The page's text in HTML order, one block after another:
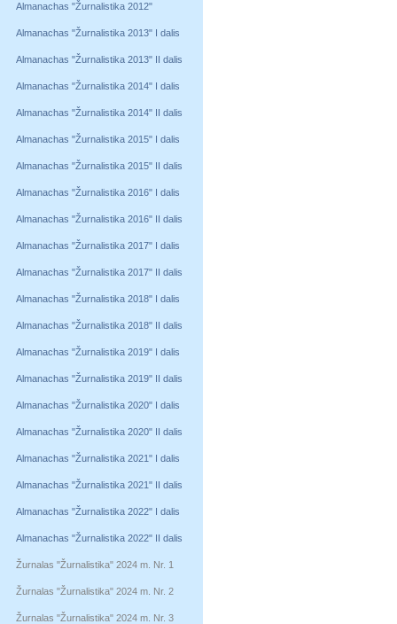
Almanachas "Žurnalistika 2012"
Almanachas "Žurnalistika 2013" I dalis
Almanachas "Žurnalistika 2013" II dalis
Almanachas "Žurnalistika 2014" I dalis
Almanachas "Žurnalistika 2014" II dalis
Almanachas "Žurnalistika 2015" I dalis
Almanachas "Žurnalistika 2015" II dalis
Almanachas "Žurnalistika 2016" I dalis
Almanachas "Žurnalistika 2016" II dalis
Almanachas "Žurnalistika 2017" I dalis
Almanachas "Žurnalistika 2017" II dalis
Almanachas "Žurnalistika 2018" I dalis
Almanachas "Žurnalistika 2018" II dalis
Almanachas "Žurnalistika 2019" I dalis
Almanachas "Žurnalistika 2019" II dalis
Almanachas "Žurnalistika 2020" I dalis
Almanachas "Žurnalistika 2020" II dalis
Almanachas "Žurnalistika 2021" I dalis
Almanachas "Žurnalistika 2021" II dalis
Almanachas "Žurnalistika 2022" I dalis
Almanachas "Žurnalistika 2022" II dalis
Žurnalas "Žurnalistika" 2024 m. Nr. 1
Žurnalas "Žurnalistika" 2024 m. Nr. 2
Žurnalas "Žurnalistika" 2024 m. Nr. 3